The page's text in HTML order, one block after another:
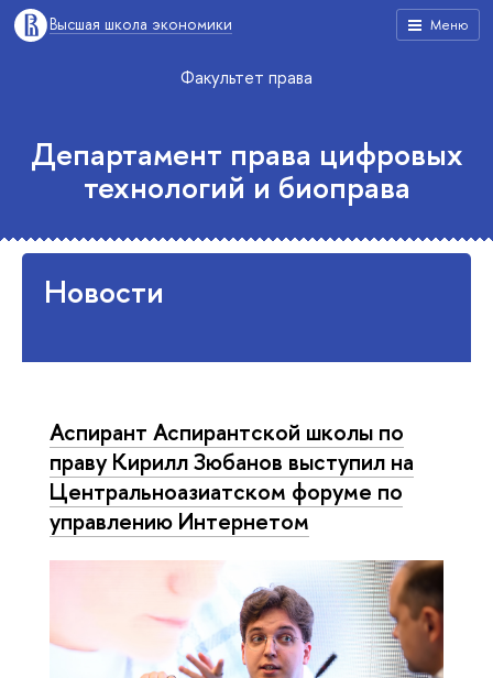
Меню
Высшая школа экономики
Факультет права
Департамент права цифровых
технологий и биоправа
Новости
Аспирант Аспирантской школы по
праву Кирилл Зюбанов выступил на
Центральноазиатском форуме по
управлению Интернетом